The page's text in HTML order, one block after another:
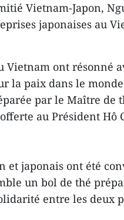
Vietnam-Japon,
japonaises au
Vietnam ont résonné
la paix dans le
par le Maître de
au Président Hô
et japonais ont été
un bol de thé
entre les deux